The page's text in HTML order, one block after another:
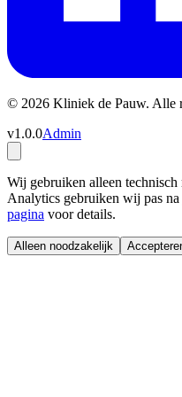
© 2026 Kliniek de Pauw. Alle
v1.0.0Admin
Wij gebruiken alleen
Analytics gebruiken wij pas
pagina voor details.
Alleen noodzakelijk